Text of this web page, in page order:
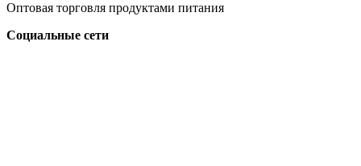
Оптовая торговля продуктами питания
Социальные сети